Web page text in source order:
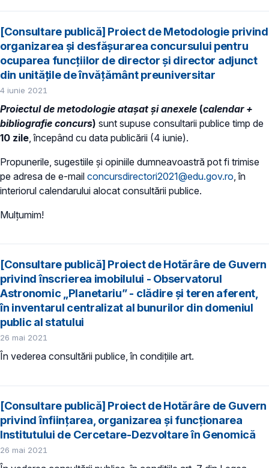
[Consultare publică] Proiect de Metodologie privind
organizarea și desfășurarea concursului pentru
ocuparea funcțiilor de director și director adjunct
din unitățile de învățământ preuniversitar
4 iunie 2021
Proiectul de metodologie ataşat și anexele (calendar +
bibliografie concurs) sunt supuse consultarii publice timp de
10 zile , începând cu data publicării (4 iunie).
Propunerile, sugestiile şi opiniile dumneavoastră pot fi trimise
pe adresa de e-mail concursdirectori2021@edu.gov.ro , în
interiorul calendarului alocat consultării publice.
Mulțumim!
[Consultare publică] Proiect de Hotărâre de Guvern
privind înscrierea imobilului - Observatorul
Astronomic „Planetariu” - clădire şi teren aferent,
în inventarul centralizat al bunurilor din domeniul
public al statului
26 mai 2021
În vederea consultării publice, în condiţiile art.
[Consultare publică] Proiect de Hotărâre de Guvern
privind înfiinţarea, organizarea şi funcţionarea
Institutului de Cercetare-Dezvoltare în Genomică
26 mai 2021